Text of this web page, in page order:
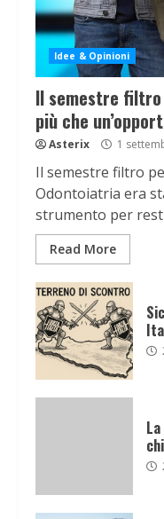
Idee & Opinioni
Il semestre filtro
più che
Asterix 1
Il semestre filtro
Odontoiatria era
strumento per
Read More